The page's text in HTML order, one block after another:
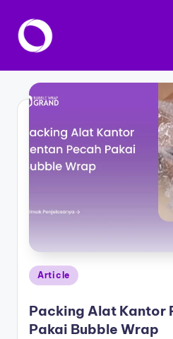
Skip
Article
Packing Alat Kantor
Pakai Bubble Wrap